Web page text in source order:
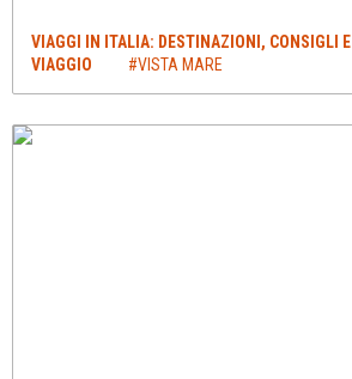
VIAGGI IN ITALIA: DESTINAZIONI, CONSIGLI E
VIAGGIO
#VISTA MARE